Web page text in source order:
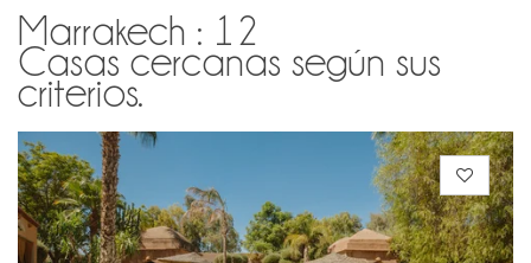
Marrakech : 12
Casas cercanas según sus
criterios.